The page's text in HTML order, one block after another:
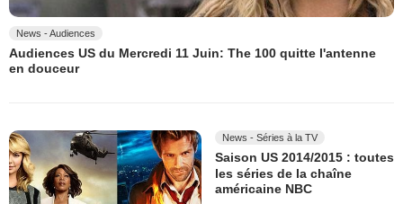
News - Audiences
Audiences US du Mercredi 11 Juin: The 100 quitte l'antenne
en douceur
News - Séries à la TV
Saison US 2014/2015 : toutes
les séries de la chaîne
américaine NBC